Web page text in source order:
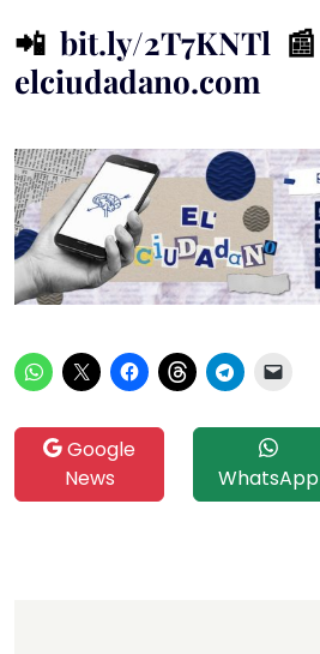
📲 bit.ly/2T7KNTl 📰
elciudadano.com
Google
News
WhatsApp